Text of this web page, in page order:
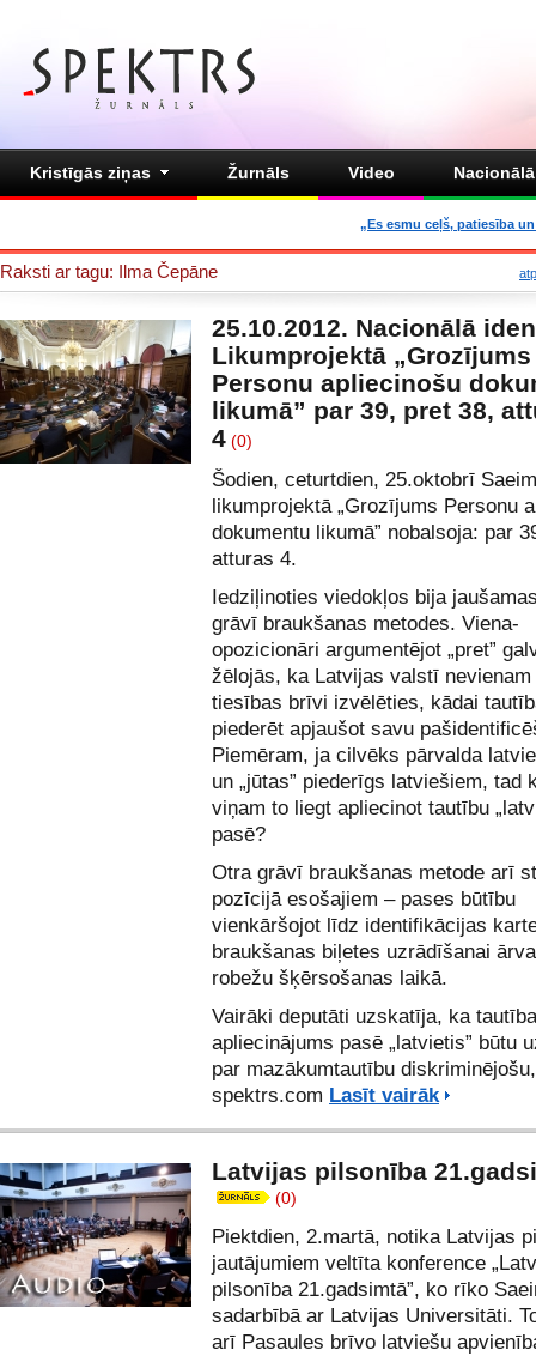
Kristīgās ziņas Žurnāls Video
„Es esmu ceļš, patiesība
Raksti ar tagu: Ilma Čepāne
25.10.2012. Nacionālā
Likumprojektā „Grozījums
Personu apliecinošu
likumā” par 39, pret 38,
4 (0)
Šodien, ceturtdien, 25.oktobrī
likumprojektā „Grozījums Personu
dokumentu likumā” nobalsoja: par
atturas 4.
Iedziļinoties viedokļos bija
grāvī braukšanas metodes. Viena-
opozicionāri argumentējot „pret”
žēlojās, ka Latvijas valstī nevienam
tiesības brīvi izvēlēties, kādai
piederēt apjaušot savu
Piemēram, ja cilvēks pārvalda
un „jūtas” piederīgs latviešiem, tad
viņam to liegt apliecinot tautību
pasē?
Otra grāvī braukšanas metode arī
pozīcijā esošajiem – pases būtību
vienkāršojot līdz identifikācijas
braukšanas biļetes uzrādīšanai
robežu šķērsošanas laikā.
Vairāki deputāti uzskatīja, ka
apliecinājums pasē „latvietis” būtu
par mazākumtautību
spektrs.com Lasīt vairāk
Latvijas pilsonība
(0)
Piektdien, 2.martā, notika Latvijas
jautājumiem veltīta konference
pilsonība 21.gadsimtā”, ko rīko
sadarbībā ar Latvijas Universitāti.
arī Pasaules brīvo latviešu